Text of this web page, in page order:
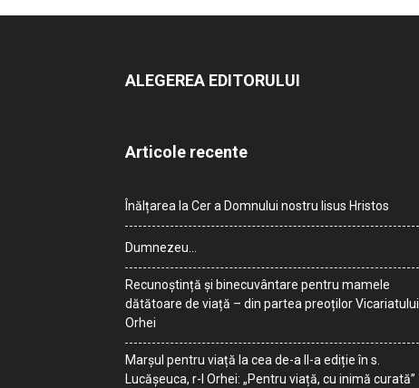
ALEGEREA EDITORULUI
Articole recente
Înălțarea la Cer a Domnului nostru Iisus Hristos
Dumnezeu…
Recunoștință și binecuvântare pentru mamele
dătătoare de viață – din partea preoților Vicariatului
Orhei
Marșul pentru viață la cea de-a II-a ediție în s.
Lucășeuca, r-l Orhei: „Pentru viață, cu inimă curată”